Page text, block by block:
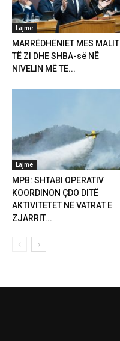
Lajme
MARRËDHËNIET MES MALIT
TË ZI DHE SHBA-së NË
NIVELIN MË TË...
Lajme
MPB: SHTABI OPERATIV
KOORDINON ÇDO DITË
AKTIVITETET NË VATRAT E
ZJARRIT...